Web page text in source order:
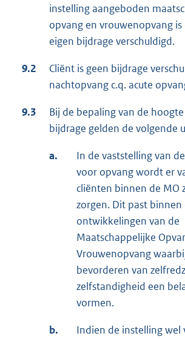
instelling aangeboden
opvang en vrouwenopvang is
eigen bijdrage verschuldigd.
9.2
Cliënt is geen bijdrage
nachtopvang c.q. acute
9.3
Bij de bepaling van de
bijdrage gelden de volgende
a.
In de vaststelling van
voor opvang wordt er
cliënten binnen de MO
zorgen. Dit past binnen
ontwikkelingen van de
Maatschappelijke
Vrouwenopvang
bevorderen van
zelfstandigheid een
vormen.
b.
Indien de instelling wel